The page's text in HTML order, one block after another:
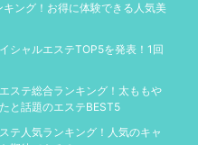
キング！お得に体験できる人気美
シャルエステTOP5を発表！1回
ステ総合ランキング！太ももや
と話題のエステBEST5
テ人気ランキング！人気のキャ